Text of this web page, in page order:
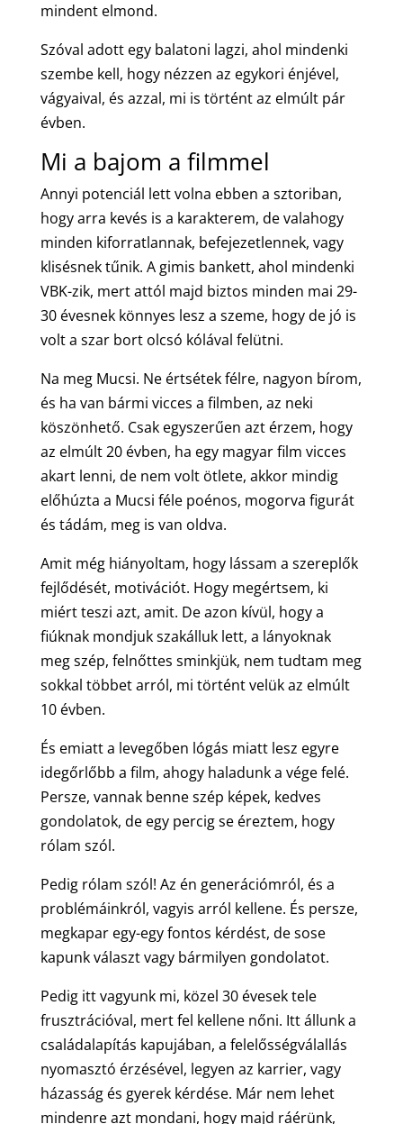
mindent elmond.
Szóval adott egy balatoni lagzi, ahol mindenki
szembe kell, hogy nézzen az egykori énjével,
vágyaival, és azzal, mi is történt az elmúlt pár
évben.
Mi a bajom a filmmel
Annyi potenciál lett volna ebben a sztoriban,
hogy arra kevés is a karakterem, de valahogy
minden kiforratlannak, befejezetlennek, vagy
klisésnek tűnik. A gimis bankett, ahol mindenki
VBK-zik, mert attól majd biztos minden mai 29-
30 évesnek könnyes lesz a szeme, hogy de jó is
volt a szar bort olcsó kólával felütni.
Na meg Mucsi. Ne értsétek félre, nagyon bírom,
és ha van bármi vicces a filmben, az neki
köszönhető. Csak egyszerűen azt érzem, hogy
az elmúlt 20 évben, ha egy magyar film vicces
akart lenni, de nem volt ötlete, akkor mindig
előhúzta a Mucsi féle poénos, mogorva figurát
és tádám, meg is van oldva.
Amit még hiányoltam, hogy lássam a szereplők
fejlődését, motivációt. Hogy megértsem, ki
miért teszi azt, amit. De azon kívül, hogy a
fiúknak mondjuk szakálluk lett, a lányoknak
meg szép, felnőttes sminkjük, nem tudtam meg
sokkal többet arról, mi történt velük az elmúlt
10 évben.
És emiatt a levegőben lógás miatt lesz egyre
idegőrlőbb a film, ahogy haladunk a vége felé.
Persze, vannak benne szép képek, kedves
gondolatok, de egy percig se éreztem, hogy
rólam szól.
Pedig rólam szól! Az én generációmról, és a
problémáinkról, vagyis arról kellene. És persze,
megkapar egy-egy fontos kérdést, de sose
kapunk választ vagy bármilyen gondolatot.
Pedig itt vagyunk mi, közel 30 évesek tele
frusztrációval, mert fel kellene nőni. Itt állunk a
családalapítás kapujában, a felelősségválallás
nyomasztó érzésével, legyen az karrier, vagy
házasság és gyerek kérdése. Már nem lehet
mindenre azt mondani, hogy majd ráérünk,